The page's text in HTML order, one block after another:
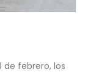
de febrero, los